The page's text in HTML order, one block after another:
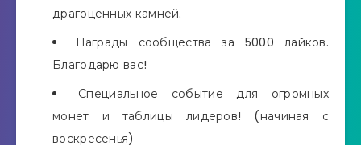
драгоценных камней.
Награды сообщества за 5000 лайков.
Благодарю вас!
Специальное событие для огромных
монет и таблицы лидеров! (начиная с
воскресенья)